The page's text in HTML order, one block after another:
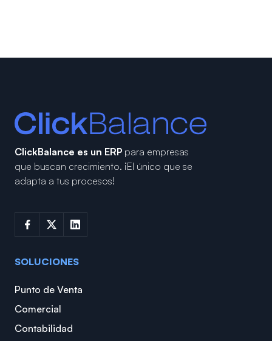
ClickBalance es un ERP para empresas
que buscan crecimiento. ¡El único que se
adapta a tus procesos!
SOLUCIONES
Punto de Venta
Comercial
Contabilidad